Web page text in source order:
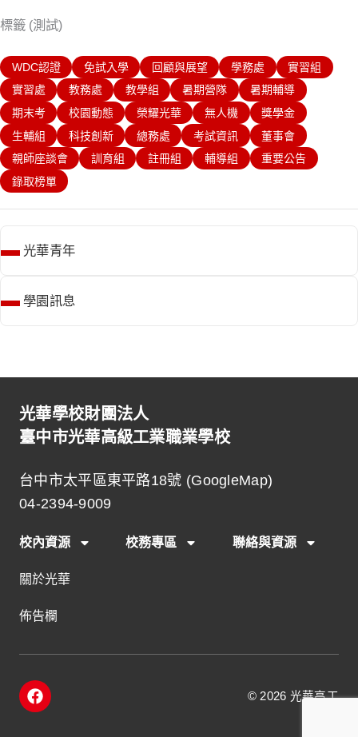
標籤 (測試)
WDC認證 免試入學 回顧與展望 學務處
實習組
實習處
教務處 教學組 暑期營隊
暑期輔導
期末考
校園動態 榮耀光華 無人機
獎學金
生輔組
科技創新 總務處 考試資訊
董事會
親師座談會
訓育組 註冊組 輔導組
重要公告
錄取榜單
光華青年
學園訊息
光華學校財團法人
臺中市光華高級工業職業學校
台中市太平區東平路18號 (GoogleMap)
04-2394-9009
校內資源
關於光華
佈告欄
校務專區 聯絡與資源
F
a
© 2026 光華高工